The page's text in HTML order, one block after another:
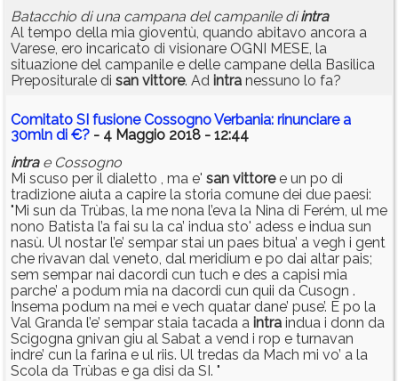
Batacchio di una campana del campanile diintra
Al tempo della mia gioventù, quando abitavo ancora a
Varese, ero incaricato di visionare OGNI MESE, la
situazione del campanile e delle campane della Basilica
Prepositurale di san vittore. Ad intra nessuno lo fa?
Comitato SI fusione Cossogno Verbania: rinunciare a
30mln di €? - 4 Maggio 2018 - 12:44
intrae Cossogno
Mi scuso per il dialetto , ma e' san vittoree un po di
tradizione aiuta a capire la storia comune dei due paesi:
"Mi sun da Trùbas, la me nona l’eva la Nina di Ferém, ul me
nono Batista l’a fai su la ca’ indua sto' adess e indua sun
nasù. Ul nostar l’e’ sempar stai un paes bitua’ a vegh i gent
che rivavan dal veneto, dal meridium e po dai altar pais;
sem sempar nai dacordi cun tuch e des a capisi mia
parche’ a podum mia na dacordi cun quii da Cusogn .
Insema podum na mei e vech quatar dane’ puse’. E po la
Val Granda l’e’ sempar staia tacada a intra indua i donn da
Scigogna gnivan giu al Sabat a vend i rop e turnavan
indre’ cun la farina e ul riis. Ul tredas da Mach mi vo’ a la
Scola da Trùbas e ga disi da SI. "